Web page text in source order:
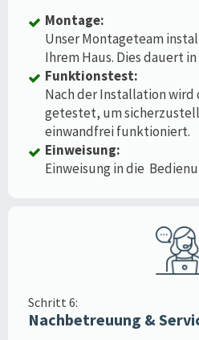
Montage:
Unser Montageteam
Ihrem Haus. Dies dauert
Funktionstest:
Nach der Installation
getestet, um
einwandfrei funktioniert.
Einweisung:
Einweisung in die
Schritt 6:
Nachbetreuung &